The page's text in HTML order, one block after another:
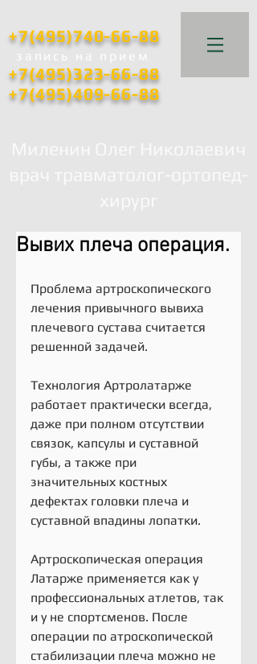
+7(495)740-66-88
запись на прием
+7(495)323-66-88
+7(495)409-66-88
Вывих плеча операция.
Проблема артроскопического
лечения привычного вывиха
плечевого сустава считается
решенной задачей.
Технология Артролатарже
работает практически всегда,
даже при полном отсутствии
связок, капсулы и суставной
губы, а также при
значительных костных
дефектах головки плеча и
суставной впадины лопатки.
Артроскопическая операция
Латарже применяется как у
профессиональных атлетов, так
и у не спортсменов. После
операции по атроскопической
стабилизации плеча можно не